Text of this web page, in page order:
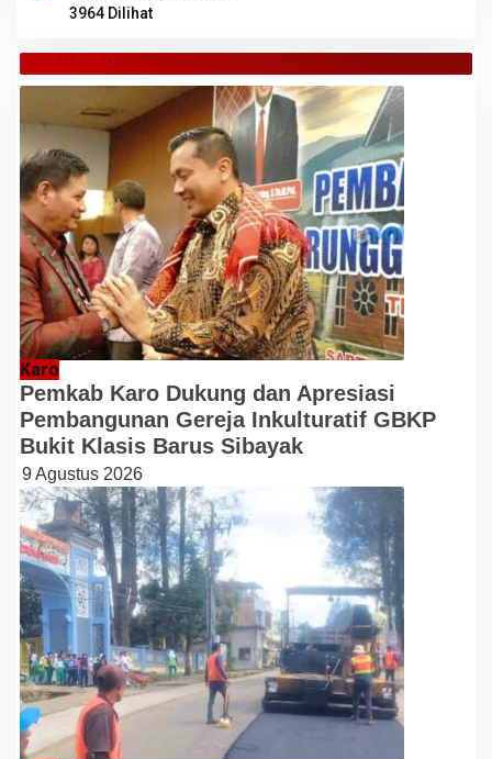
3964 Dilihat
TANAH KARO
Karo
Pemkab Karo Dukung dan Apresiasi
Pembangunan Gereja Inkulturatif GBKP
Bukit Klasis Barus Sibayak
9 Agustus 2026